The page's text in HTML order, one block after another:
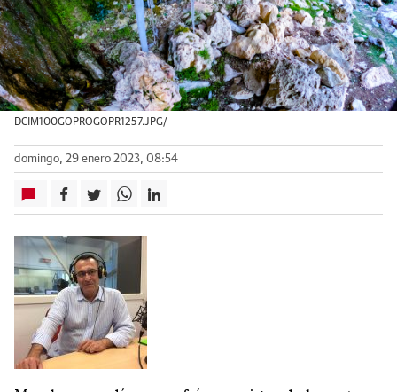
DCIM100GOPROGOPR1257.JPG/
domingo, 29 enero 2023, 08:54